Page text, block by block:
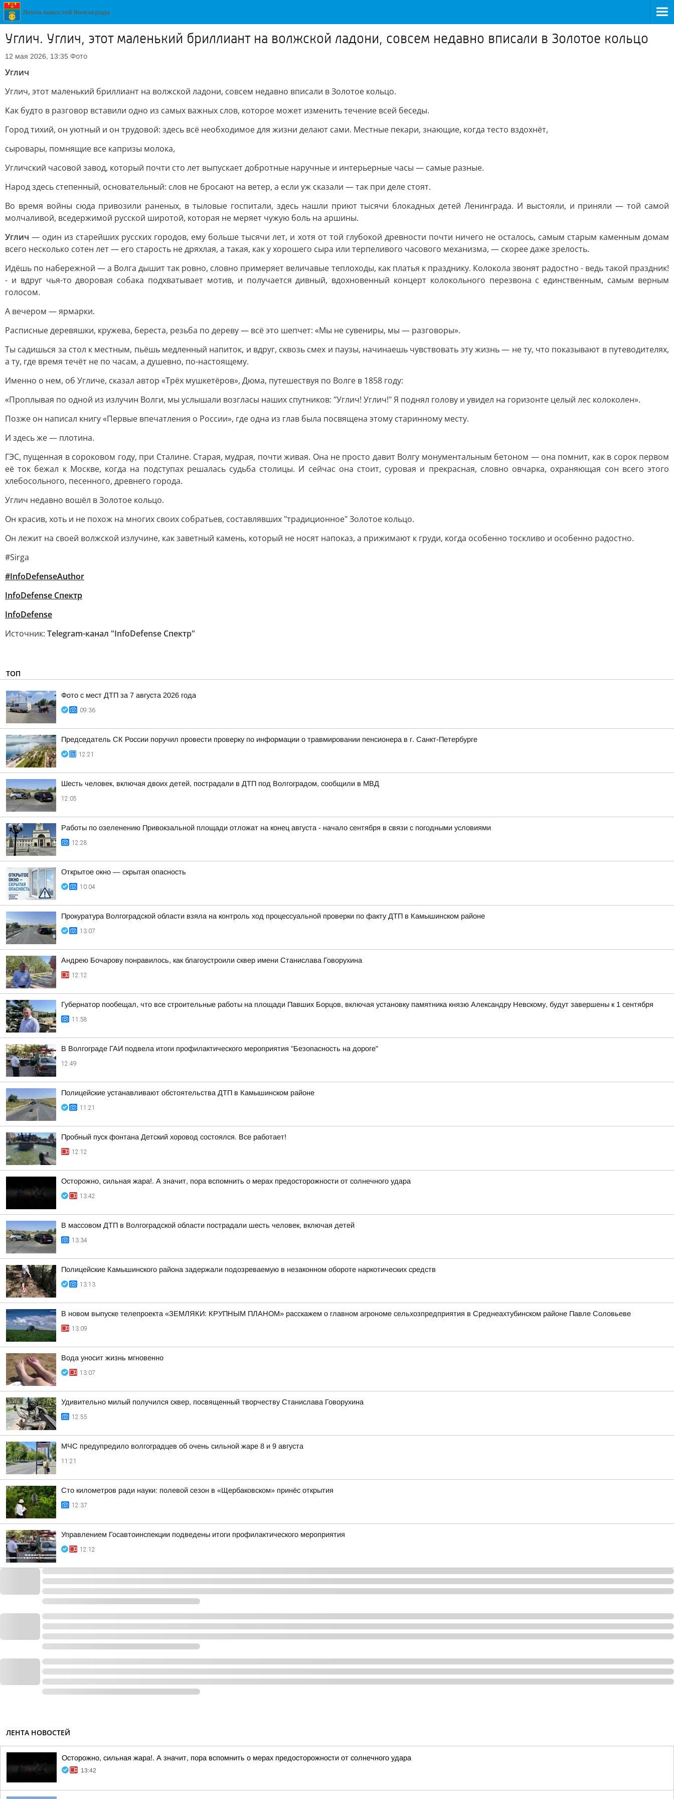
Углич. Углич, этот маленький бриллиант на волжской ладони, совсем недавно вписали в Золотое кольцо
12 мая 2026, 13:35 Фото
Углич
Углич, этот маленький бриллиант на волжской ладони, совсем недавно вписали в Золотое кольцо.
Как будто в разговор вставили одно из самых важных слов, которое может изменить течение всей беседы.
Город тихий, он уютный и он трудовой: здесь всё необходимое для жизни делают сами. Местные пекари, знающие, когда тесто вздохнёт,
сыровары, помнящие все капризы молока,
Угличский часовой завод, который почти сто лет выпускает добротные наручные и интерьерные часы — самые разные.
Народ здесь степенный, основательный: слов не бросают на ветер, а если уж сказали — так при деле стоят.
Во время войны сюда привозили раненых, в тыловые госпитали, здесь нашли приют тысячи блокадных детей Ленинграда. И выстояли, и приняли — той самой
молчаливой, вседержимой русской широтой, которая не меряет чужую боль на аршины.
Углич — один из старейших русских городов, ему больше тысячи лет, и хотя от той глубокой древности почти ничего не осталось, самым старым каменным домам
всего несколько сотен лет — его старость не дряхлая, а такая, как у хорошего сыра или терпеливого часового механизма, — скорее даже зрелость.
Идёшь по набережной — а Волга дышит так ровно, словно примеряет величавые теплоходы, как платья к празднику. Колокола звонят радостно - ведь такой праздник!
- и вдруг чья-то дворовая собака подхватывает мотив, и получается дивный, вдохновенный концерт колокольного перезвона с единственным, самым верным
голосом.
А вечером — ярмарки.
Расписные деревяшки, кружева, береста, резьба по дереву — всё это шепчет: «Мы не сувениры, мы — разговоры».
Ты садишься за стол к местным, пьёшь медленный напиток, и вдруг, сквозь смех и паузы, начинаешь чувствовать эту жизнь — не ту, что показывают в путеводителях,
а ту, где время течёт не по часам, а душевно, по-настоящему.
Именно о нем, об Угличе, сказал автор «Трёх мушкетёров», Дюма, путешествуя по Волге в 1858 году:
«Проплывая по одной из излучин Волги, мы услышали возгласы наших спутников: "Углич! Углич!" Я поднял голову и увидел на горизонте целый лес колоколен».
Позже он написал книгу «Первые впечатления о России», где одна из глав была посвящена этому старинному месту.
И здесь же — плотина.
ГЭС, пущенная в сороковом году, при Сталине. Старая, мудрая, почти живая. Она не просто давит Волгу монументальным бетоном — она помнит, как в сорок первом
её ток бежал к Москве, когда на подступах решалась судьба столицы. И сейчас она стоит, суровая и прекрасная, словно овчарка, охраняющая сон всего этого
хлебосольного, песенного, древнего города.
Углич недавно вошёл в Золотое кольцо.
Он красив, хоть и не похож на многих своих собратьев, составлявших "традиционное" Золотое кольцо.
Он лежит на своей волжской излучине, как заветный камень, который не носят напоказ, а прижимают к груди, когда особенно тоскливо и особенно радостно.
#Sirga
#InfoDefenseAuthor
InfoDefense Спектр
InfoDefense
Источник: Telegram-канал "InfoDefense Спектр"
ТОП
Фото с мест ДТП за 7 августа 2026 года
09:36
Председатель СК России поручил провести проверку по информации о травмировании пенсионера в г. Санкт-Петербурге
12:21
Шесть человек, включая двоих детей, пострадали в ДТП под Волгоградом, сообщили в МВД
12:05
Работы по озеленению Привокзальной площади отложат на конец августа - начало сентября в связи с погодными условиями
12:28
Открытое окно — скрытая опасность
10:04
Прокуратура Волгоградской области взяла на контроль ход процессуальной проверки по факту ДТП в Камышинском районе
13:07
Андрею Бочарову понравилось, как благоустроили сквер имени Станислава Говорухина
12:12
Губернатор пообещал, что все строительные работы на площади Павших Борцов, включая установку памятника князю Александру Невскому, будут завершены к 1 сентября
11:58
В Волгограде ГАИ подвела итоги профилактического мероприятия "Безопасность на дороге"
12:49
Полицейские устанавливают обстоятельства ДТП в Камышинском районе
11:21
Пробный пуск фонтана Детский хоровод состоялся. Все работает!
12:12
Осторожно, сильная жара!. А значит, пора вспомнить о мерах предосторожности от солнечного удара
13:42
В массовом ДТП в Волгоградской области пострадали шесть человек, включая детей
13:34
Полицейские Камышинского района задержали подозреваемую в незаконном обороте наркотических средств
13:13
В новом выпуске телепроекта «ЗЕМЛЯКИ: КРУПНЫМ ПЛАНОМ» расскажем о главном агрономе сельхозпредприятия в Среднеахтубинском районе Павле Соловьеве
13:09
Вода уносит жизнь мгновенно
13:07
Удивительно милый получился сквер, посвященный творчеству Станислава Говорухина
12:55
МЧС предупредило волгоградцев об очень сильной жаре 8 и 9 августа
11:21
Сто километров ради науки: полевой сезон в «Щербаковском» принёс открытия
12:37
Управлением Госавтоинспекции подведены итоги профилактического мероприятия
12:12
ЛЕНТА НОВОСТЕЙ
Осторожно, сильная жара!. А значит, пора вспомнить о мерах предосторожности от солнечного удара
13:42